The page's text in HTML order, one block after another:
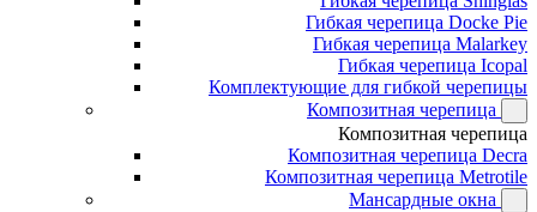
Гибкая черепица Docke Pie
Гибкая черепица Malarkey
Гибкая черепица Icopal
Комплектующие для гибкой черепицы
Композитная черепица
Композитная черепица
Композитная черепица Decra
Композитная черепица Metrotile
Мансардные окна